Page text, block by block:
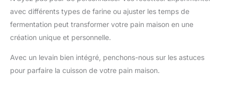
avec différents types de farine ou ajuster les temps de
fermentation peut transformer votre pain maison en une
création unique et personnelle.
Avec un levain bien intégré, penchons-nous sur les astuces
pour parfaire la cuisson de votre pain maison.